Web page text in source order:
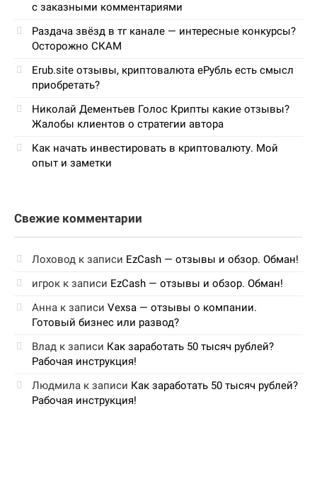
с заказными комментариями
Раздача звёзд в тг канале — интересные конкурсы?
Осторожно СКАМ
Erub.site отзывы, криптовалюта еРубль есть смысл
приобретать?
Николай Дементьев Голос Крипты какие отзывы?
Жалобы клиентов о стратегии автора
Как начать инвестировать в криптовалюту. Мой
опыт и заметки
Свежие комментарии
Лоховод к записи EzCash — отзывы и обзор. Обман!
игрок к записи EzCash — отзывы и обзор. Обман!
Анна к записи Vexsa — отзывы о компании.
Готовый бизнес или развод?
Влад к записи Как заработать 50 тысяч рублей?
Рабочая инструкция!
Людмила к записи Как заработать 50 тысяч рублей?
Рабочая инструкция!